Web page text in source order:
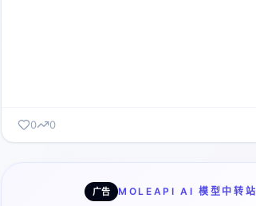
0 0
广告 MOLEAPI AI 模型中转站